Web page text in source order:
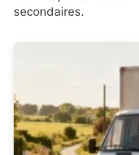
secondaires.